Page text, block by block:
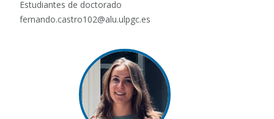
Estudiantes de doctorado
fernando.castro102@alu.ulpgc.es